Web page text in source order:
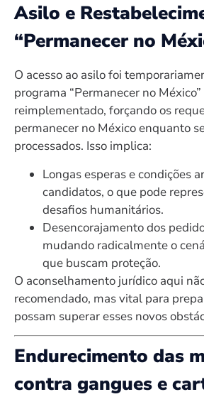
Asilo e
“Permanecer no
O acesso ao asilo foi
programa “Permanecer no
reimplementado, forçando os
permanecer no México enquanto
processados. Isso implica:
Longas esperas e condições
candidatos, o que pode
desafios humanitários.
Desencorajamento dos
mudando radicalmente o
que buscam proteção.
O aconselhamento jurídico aqui
recomendado, mas vital para
possam superar esses novos
Endurecimento das
contra gangues e